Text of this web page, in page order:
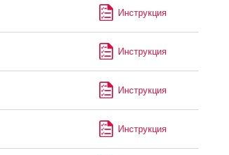
Инструкция
Инструкция
Инструкция
Инструкция